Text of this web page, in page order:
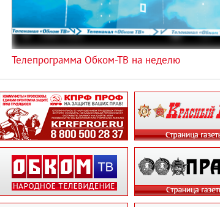
Телепрограмма Обком-ТВ на неделю